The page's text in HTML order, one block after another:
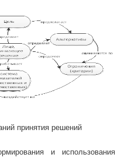
принятия решений
и использования